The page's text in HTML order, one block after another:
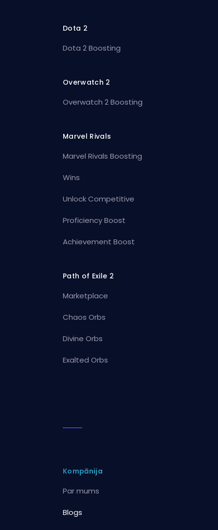
Dota 2
Dota 2 Boosting
Overwatch 2
Overwatch 2 Boosting
Marvel Rivals
Marvel Rivals Boosting
Wins
Unlock Competitive
Proficiency Boost
Achievement Boost
Path of Exile 2
Marketplace
Chaos Orbs
Divine Orbs
Exalted Orbs
Kompānija
Par mums
Blogs